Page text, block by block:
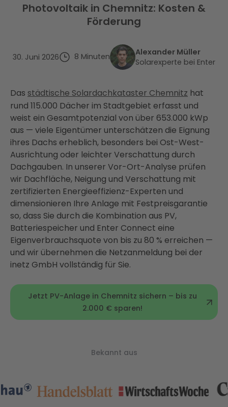
Photovoltaik in Chemnitz: Kosten &
Förderung
30. Juni 2026 8 Minuten
Alexander Müller
Solarexperte bei Enter
Das städtische Solardachkataster Chemnitz hat
rund 115.000 Dächer im Stadtgebiet erfasst und
weist ein Gesamtpotenzial von über 653.000 kWp
aus — viele Eigentümer unterschätzen die Eignung
ihres Dachs erheblich, besonders bei Ost-West-
Ausrichtung oder leichter Verschattung durch
Dachgauben. In unserer Vor-Ort-Analyse prüfen
wir Dachfläche, Neigung und Verschattung mit
zertifizierten Energieeffizienz-Experten und
dimensionieren Ihre Anlage mit Festpreisgarantie
so, dass Sie durch die Kombination aus PV,
Batteriespeicher und Enter Connect eine
Eigenverbrauchsquote von bis zu 80 % erreichen —
und wir übernehmen die Netzanmeldung bei der
inetz GmbH vollständig für Sie.
Jetzt PV-Anlage in Chemnitz sichern – bis zu
2.000 € sparen!
Bekannt aus